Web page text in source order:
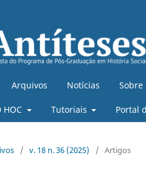
Arquivos Notícias Sobre
HOC Tutoriais Portal
/ v. 18 n. 36 (2025) / Artigos